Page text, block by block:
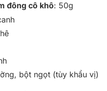
đông cô khô: 50g
bột ngọt (tùy khẩu vị)